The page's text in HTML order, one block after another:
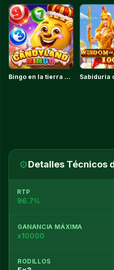
Bingo en la tierra de los dulces
⚙️Detalles Técnicos
RTP
96.7%
GANANCIA MÁXIMA
x10000
RODILLOS